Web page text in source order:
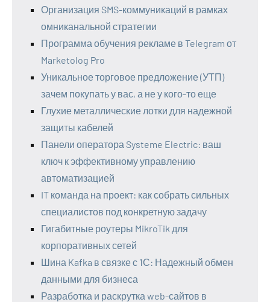
Организация SMS-коммуникаций в рамках
омниканальной стратегии
Программа обучения рекламе в Telegram от
Marketolog Pro
Уникальное торговое предложение (УТП)
зачем покупать у вас, а не у кого-то еще
Глухие металлические лотки для надежной
защиты кабелей
Панели оператора Systeme Electric: ваш
ключ к эффективному управлению
автоматизацией
IT команда на проект: как собрать сильных
специалистов под конкретную задачу
Гигабитные роутеры MikroTik для
корпоративных сетей
Шина Kafka в связке с 1С: Надежный обмен
данными для бизнеса
Разработка и раскрутка web-сайтов в